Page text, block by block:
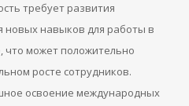
требует развития
новых навыков для работы в
что может положительно
росте сотрудников.
освоение международных